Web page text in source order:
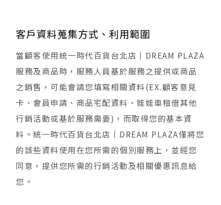
客戶資料蒐集方式、利用範圍
當顧客使用統一時代百貨台北店丨DREAM PLAZA
服務及商品時，服務人員基於服務之提供或商品
之銷售，可能會請您填寫相關資料(EX.顧客意見
卡、會員申請、商品宅配資料、娃娃車租借其他
行銷活動或基於服務需要)，而取得您的基本資
料。統一時代百貨台北店丨DREAM PLAZA僅將您
的該些資料使用在您所需的個別服務上，並經您
同意，提供您所需的行銷活動及相關優惠訊息給
您。